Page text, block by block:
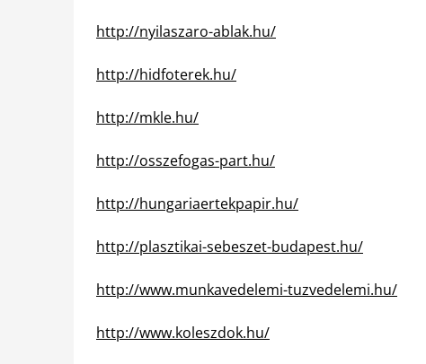
http://nyilaszaro-ablak.hu/
http://hidfoterek.hu/
http://mkle.hu/
http://osszefogas-part.hu/
http://hungariaertekpapir.hu/
http://plasztikai-sebeszet-budapest.hu/
http://www.munkavedelemi-tuzvedelemi.hu/
http://www.koleszdok.hu/